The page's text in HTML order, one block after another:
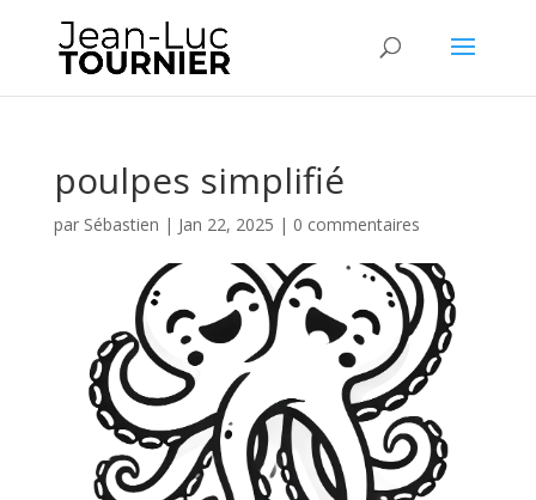
poulpes simplifié
par Sébastien | Jan 22, 2025 | 0 commentaires